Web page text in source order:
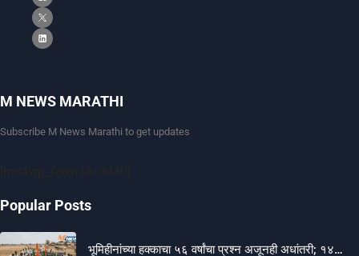
M NEWS MARATHI
Subscribe M News Marathi to get updates
Popular Posts
भूमिहीनांच्या हक्काचा ५६ वर्षांचा प्रश्न अजूनही अधांतरी; १४…